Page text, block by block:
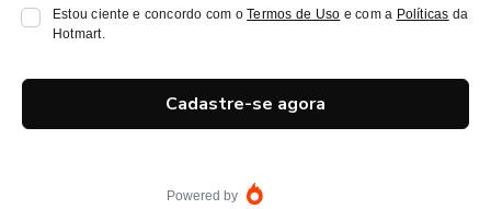
Estou ciente e concordo com oTermos de Uso e com a Políticas da
Hotmart.
Cadastre-se agora
Powered by